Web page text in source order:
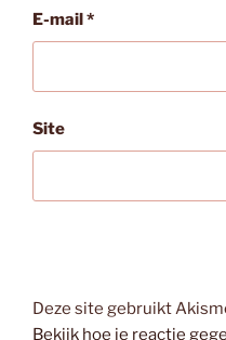
E-mail *
Site
Deze site gebruikt
Bekijk hoe je reactie